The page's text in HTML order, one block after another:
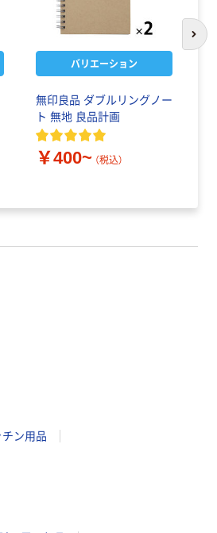
バリエーション
無印良品 ダブルリングノー
ト 無地 良品計画
￥400~ （税込）
次
ン用品